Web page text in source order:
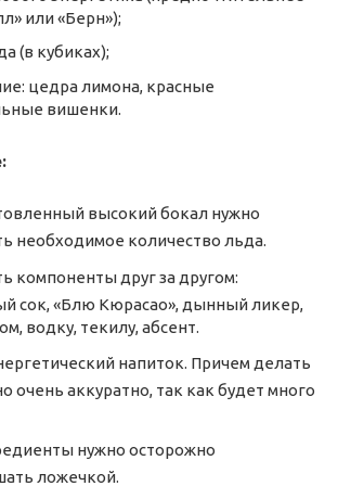
или «Берн»);
(в кубиках);
цедра лимона, красные
вишенки.
высокий бокал нужно
необходимое количество льда.
компоненты друг за другом:
сок, «Блю Кюрасао», дынный ликер,
водку, текилу, абсент.
напиток. Причем делать
очень аккуратно, так как будет много
нужно осторожно
ложечкой.